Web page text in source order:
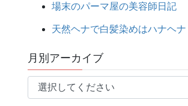
場末のパーマ屋の美容師日記
天然ヘナで白髪染めはハナヘナ
月別アーカイブ